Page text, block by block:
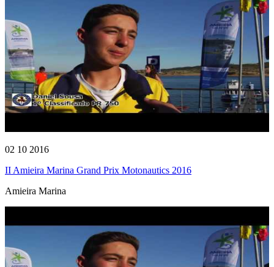
02 10 2016
II Amieira Marina Grand Prix Motonautics 2016
Amieira Marina